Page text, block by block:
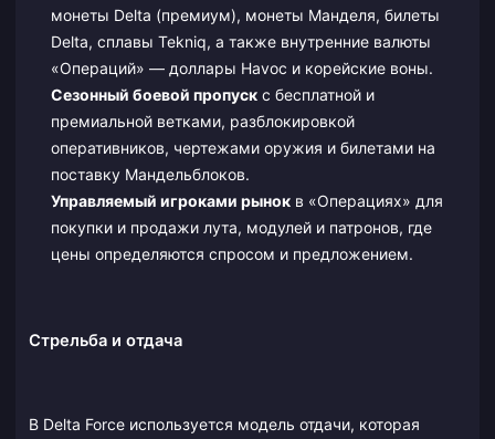
монеты Delta (премиум), монеты Манделя, билеты
Delta, сплавы Tekniq, а также внутренние валюты
«Операций» — доллары Havoc и корейские воны.
Сезонный боевой пропускс бесплатной и
премиальной ветками, разблокировкой
оперативников, чертежами оружия и билетами на
поставку Мандельблоков.
Управляемый игроками рынокв «Операциях» для
покупки и продажи лута, модулей и патронов, где
цены определяются спросом и предложением.
Стрельба и отдача
В Delta Force используется модель отдачи, которая